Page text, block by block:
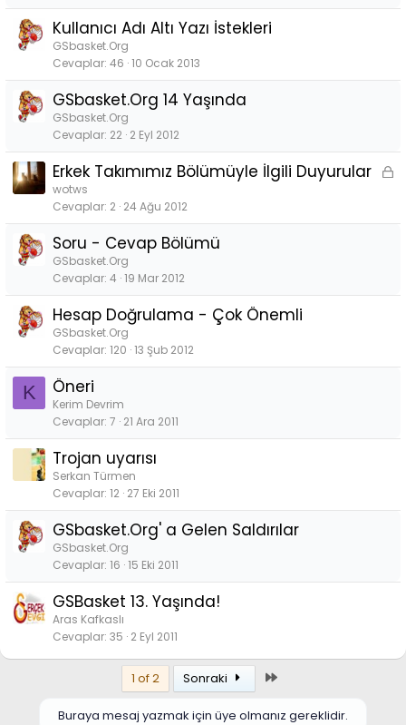
Kullanıcı Adı Altı Yazı İstekleri
GSbasket.Org
Cevaplar 46 10 Ocak 2013
GSbasket.Org 14 Yaşında
GSbasket.Org
Cevaplar 22 2 Eyl 2012
K
i
Erkek Takımımız Bölümüyle İlgili Duyurular
wotws
Cevaplar 2 24 Ağu 2012
Soru - Cevap Bölümü
GSbasket.Org
Cevaplar 4 19 Mar 2012
Hesap Doğrulama - Çok Önemli
GSbasket.Org
Cevaplar 120 13 Şub 2012
K Öneri
Kerim Devrim
Cevaplar 7 21 Ara 2011
Trojan uyarısı
Serkan Türmen
Cevaplar 12 27 Eki 2011
GSbasket.Org' a Gelen Saldırılar
GSbasket.Org
Cevaplar 16 15 Eki 2011
GSBasket 13. Yaşında!
Aras Kafkaslı
Cevaplar 35 2 Eyl 2011
1 of 2 Sonraki
Buraya mesaj yazmak için üye olmanız gereklidir.